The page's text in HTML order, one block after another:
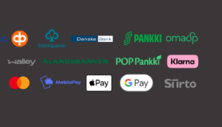
tuotteen
sivulla.